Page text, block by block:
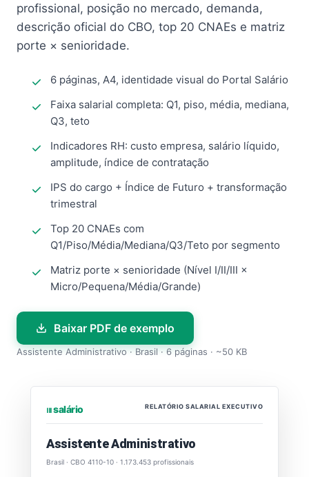
profissional, posição no mercado, demanda,
descrição oficial do CBO, top 20 CNAEs e matriz
porte × senioridade.
6 páginas, A4, identidade visual do Portal Salário
Faixa salarial completa: Q1, piso, média, mediana,
Q3, teto
Indicadores RH: custo empresa, salário líquido,
amplitude, índice de contratação
IPS do cargo + Índice de Futuro + transformação
trimestral
Top 20 CNAEs com
Q1/Piso/Média/Mediana/Q3/Teto por segmento
Matriz porte × senioridade (Nível I/II/III ×
Micro/Pequena/Média/Grande)
Baixar PDF de exemplo
Assistente Administrativo · Brasil · 6 páginas · ~50 KB
⏐⏐⏐ salário RELATÓRIO SALARIAL EXECUTIVO
Assistente Administrativo
Brasil · CBO 4110-10 · 1.173.453 profissionais